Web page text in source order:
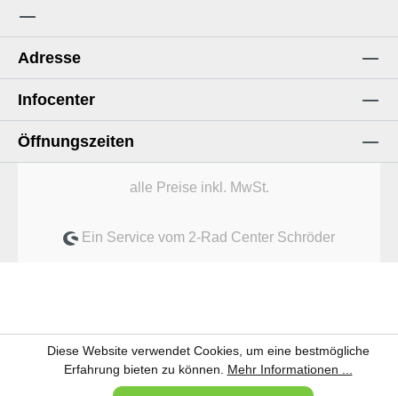
Adresse
Infocenter
Öffnungszeiten
alle Preise inkl. MwSt.
Ein Service vom 2-Rad Center Schröder
Diese Website verwendet Cookies, um eine bestmögliche
Erfahrung bieten zu können. Mehr Informationen ...